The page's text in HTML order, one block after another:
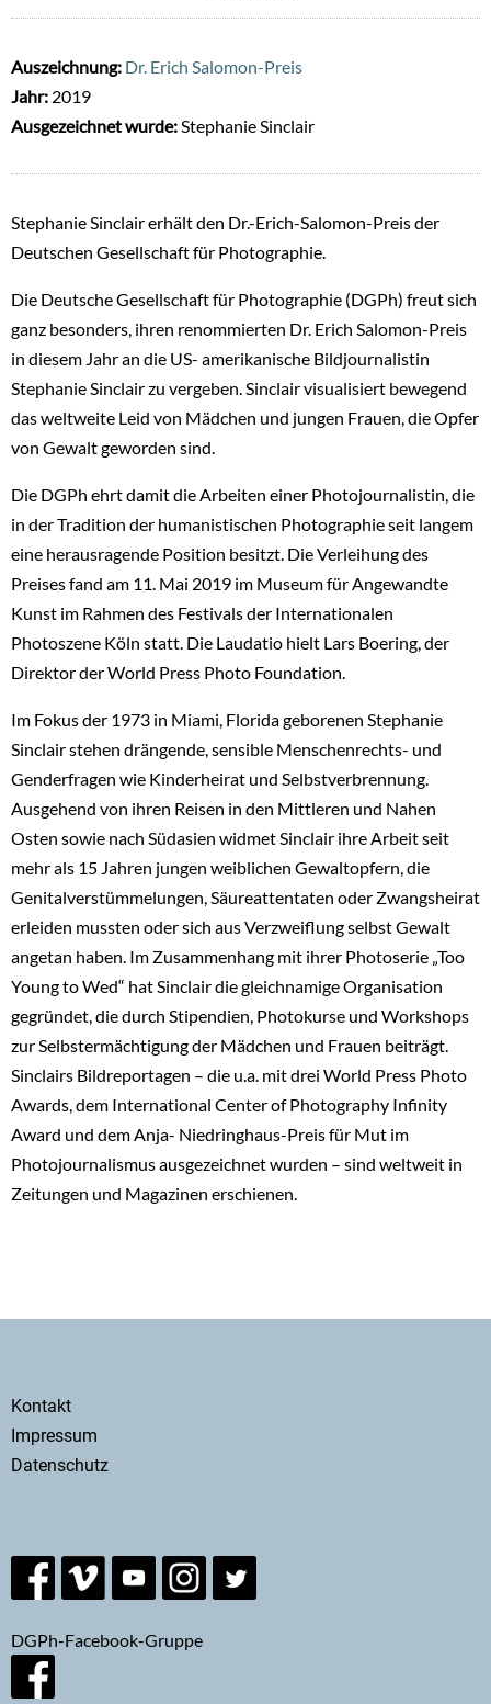
Auszeichnung: Dr. Erich Salomon-Preis
Jahr: 2019
Ausgezeichnet wurde:Stephanie Sinclair
Stephanie Sinclair erhält den Dr.-Erich-Salomon-Preis der
Deutschen Gesellschaft für Photographie.
Die Deutsche Gesellschaft für Photographie (DGPh) freut sich
ganz besonders, ihren renommierten Dr. Erich Salomon-Preis
in diesem Jahr an die US- amerikanische Bildjournalistin
Stephanie Sinclair zu vergeben. Sinclair visualisiert bewegend
das weltweite Leid von Mädchen und jungen Frauen, die Opfer
von Gewalt geworden sind.
Die DGPh ehrt damit die Arbeiten einer Photojournalistin, die
in der Tradition der humanistischen Photographie seit langem
eine herausragende Position besitzt. Die Verleihung des
Preises fand am 11. Mai 2019 im Museum für Angewandte
Kunst im Rahmen des Festivals der Internationalen
Photoszene Köln statt. Die Laudatio hielt Lars Boering, der
Direktor der World Press Photo Foundation.
Im Fokus der 1973 in Miami, Florida geborenen Stephanie
Sinclair stehen drängende, sensible Menschenrechts- und
Genderfragen wie Kinderheirat und Selbstverbrennung.
Ausgehend von ihren Reisen in den Mittleren und Nahen
Osten sowie nach Südasien widmet Sinclair ihre Arbeit seit
mehr als 15 Jahren jungen weiblichen Gewaltopfern, die
Genitalverstümmelungen, Säureattentaten oder Zwangsheirat
erleiden mussten oder sich aus Verzweiflung selbst Gewalt
angetan haben. Im Zusammenhang mit ihrer Photoserie „Too
Young to Wed“ hat Sinclair die gleichnamige Organisation
gegründet, die durch Stipendien, Photokurse und Workshops
zur Selbstermächtigung der Mädchen und Frauen beiträgt.
Sinclairs Bildreportagen – die u.a. mit drei World Press Photo
Awards, dem International Center of Photography Infinity
Award und dem Anja- Niedringhaus-Preis für Mut im
Photojournalismus ausgezeichnet wurden – sind weltweit in
Zeitungen und Magazinen erschienen.
Secondary
menu
Kontakt
Impressum
Datenschutz
DGPh-Facebook-Gruppe